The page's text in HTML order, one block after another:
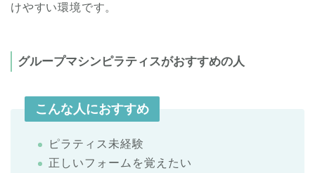
けやすい環境です。
グループマシンピラティスがおすすめの人
こんな人におすすめ
ピラティス未経験
正しいフォームを覚えたい